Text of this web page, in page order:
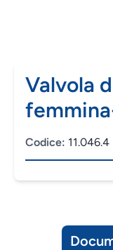
Valvola
Codice: 11.046.4